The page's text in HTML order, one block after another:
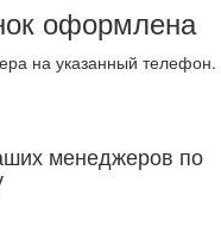
оформлена
на указанный телефон.
менеджеров по